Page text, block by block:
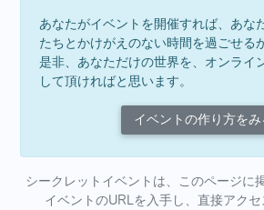
あなたがイベントを開催すれば、あな
たちとかけがえのない時間を過ごせる
是非、あなただけの世界を、オンライ
して頂ければと思います。
イベントの作り方をみ
シークレットイベントは、このページに
イベントのURLを入手し、直接アクセ